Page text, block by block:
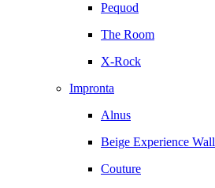
Pequod
The Room
X-Rock
Impronta
Alnus
Beige Experience Wall
Couture